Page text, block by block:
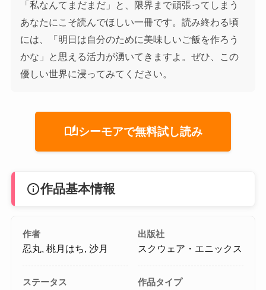
「私なんてまだまだ」と、限界まで頑張ってしまう
あなたにこそ読んでほしい一冊です。読み終わる頃
には、「明日は自分のために美味しいご飯を作ろう
かな」と思える活力が湧いてきますよ。ぜひ、この
優しい世界に浸ってみてください。
auto_storiesシーモアで無料試し読み
info作品基本情報
作者
忍丸, 桃月はち, 沙月
出版社
スクウェア・エニックス
ステータス 作品タイプ